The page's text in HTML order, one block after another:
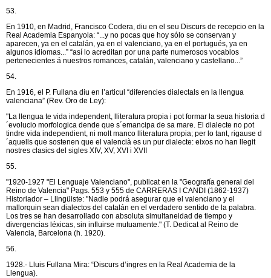
53.
En 1910, en Madrid, Francisco Codera, diu en el seu Discurs de recepcio en la
Real Academia Espanyola: “...y no pocas que hoy sólo se conservan y
aparecen, ya en el catalán, ya en el valenciano, ya en el portugués, ya en
algunos idiomas...” “así lo acreditan por una parte numerosos vocablos
pertenecientes á nuestros romances, catalán, valenciano y castellano...”
54.
En 1916, el P. Fullana diu en l’articul “diferencies dialectals en la llengua
valenciana” (Rev. Oro de Ley):
"La llengua te vida independent, lliteratura propia i pot formar la seua historia d
´evolucio morfologica dende que s´emancipa de sa mare. El dialecte no pot
tindre vida independient, ni molt manco lliteratura propia; per lo tant, rigause d
´aquells que sostenen que el valencià es un pur dialecte: eixos no han llegit
nostres clasics del sigles XIV, XV, XVI i XVII
55.
"1920-1927 "El Lenguaje Valenciano", publicat en la "Geografía general del
Reino de Valencia" Pags. 553 y 555 de CARRERAS I CANDI (1862-1937)
Historiador – Llingüiste: "Nadie podrá asegurar que el valenciano y el
mallorquin sean dialectos del catalán en el verdadero sentido de la palabra.
Los tres se han desarrollado con absoluta simultaneidad de tiempo y
divergencias léxicas, sin influirse mutuamente." (T. Dedicat al Reino de
Valencia, Barcelona (h. 1920).
56.
1928.- Lluis Fullana Mira: “Discurs d’ingres en la Real Academia de la
Llengua).